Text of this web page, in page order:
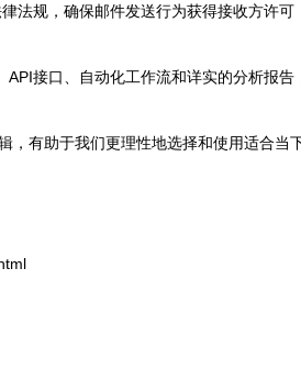
法规，确保邮件发送行为获得接收方许可
接口、自动化工作流和详实的分析报
，有助于我们更理性地选择和使用适合当